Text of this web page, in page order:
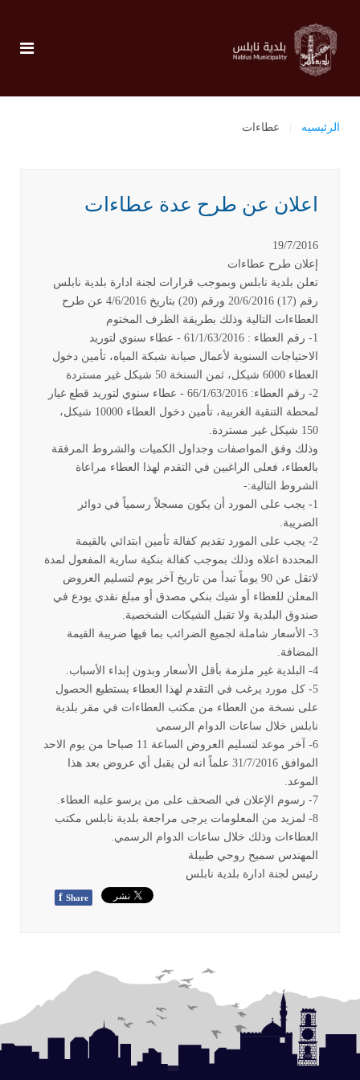
الرئيسيه عطاءات
اعلان عن طرح عدة عطاءات
19/7/2016
إعلان طرح عطاءات
تعلن بلدية نابلس وبموجب قرارات لجنة ادارة بلدية نابلس
رقم (17) 20/6/2016 ورقم (20) بتاريخ 4/6/2016 عن طرح
العطاءات التالية وذلك بطريقة الظرف المختوم
1- رقم العطاء : 61/1/63/2016 - عطاء سنوي لتوريد
الاحتياجات السنوية لأعمال صيانة شبكة المياه، تأمين دخول
العطاء 6000 شيكل، ثمن السنخة 50 شيكل غير مستردة
2- رقم العطاء: 66/1/63/2016 - عطاء سنوي لتوريد قطع غيار
لمحطة التنقية الغربية، تأمين دخول العطاء 10000 شيكل،
150 شيكل غير مستردة.
وذلك وفق المواصفات وجداول الكميات والشروط المرفقة
بالعطاء، فعلى الراغبين في التقدم لهذا العطاء مراعاة
الشروط التالية:-
1- يجب على المورد أن يكون مسجلاً رسمياً في دوائر
الضريبة.
2- يجب على المورد تقديم كفالة تأمين ابتدائي بالقيمة
المحددة اعلاه وذلك بموجب كفالة بنكية سارية المفعول لمدة
لاتقل عن 90 يوماً تبدأ من تاريخ آخر يوم لتسليم العروض
المعلن للعطاء أو شيك بنكي مصدق أو مبلغ نقدي يودع في
صندوق البلدية ولا تقبل الشيكات الشخصية.
3- الأسعار شاملة لجميع الضرائب بما فيها ضريبة القيمة
المضافة.
4- البلدية غير ملزمة بأقل الأسعار وبدون إبداء الأسباب.
5- كل مورد يرغب في التقدم لهذا العطاء يستطيع الحصول
على نسخة من العطاء من مكتب العطاءات في مقر بلدية
نابلس خلال ساعات الدوام الرسمي
6- آخر موعد لتسليم العروض الساعة 11 صباحا من يوم الاحد
الموافق 31/7/2016 علماً انه لن يقبل أي عروض بعد هذا
الموعد.
7- رسوم الإعلان في الصحف على من يرسو عليه العطاء.
8- لمزيد من المعلومات يرجى مراجعة بلدية نابلس مكتب
العطاءات وذلك خلال ساعات الدوام الرسمي.
المهندس سميح روحي طبيلة
رئيس لجنة ادارة بلدية نابلس
f Share